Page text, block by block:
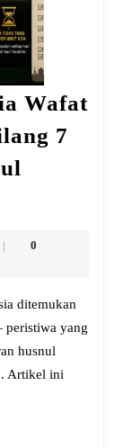
Wafat
7
0
yang
husnul
Artikel ini